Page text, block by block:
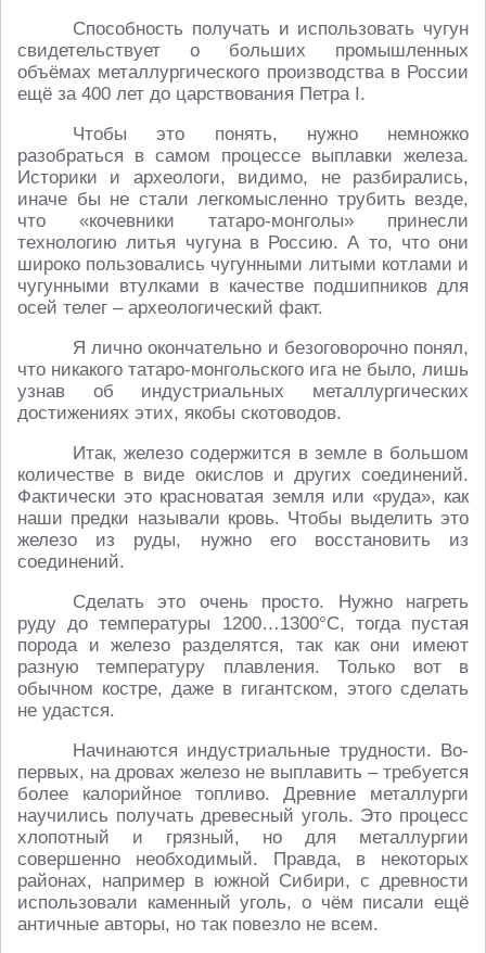
Способность получать и использовать чугун
свидетельствует о больших промышленных
объёмах металлургического производства в России
ещё за 400 лет до царствования Петра I.
Чтобы это понять, нужно немножко
разобраться в самом процессе выплавки железа.
Историки и археологи, видимо, не разбирались,
иначе бы не стали легкомысленно трубить везде,
что «кочевники татаро-монголы» принесли
технологию литья чугуна в Россию. А то, что они
широко пользовались чугунными литыми котлами и
чугунными втулками в качестве подшипников для
осей телег – археологический факт.
Я лично окончательно и безоговорочно понял,
что никакого татаро-монгольского ига не было, лишь
узнав об индустриальных металлургических
достижениях этих, якобы скотоводов.
Итак, железо содержится в земле в большом
количестве в виде окислов и других соединений.
Фактически это красноватая земля или «руда», как
наши предки называли кровь. Чтобы выделить это
железо из руды, нужно его восстановить из
соединений.
Сделать это очень просто. Нужно нагреть
руду до температуры 1200…1300°С, тогда пустая
порода и железо разделятся, так как они имеют
разную температуру плавления. Только вот в
обычном костре, даже в гигантском, этого сделать
не удастся.
Начинаются индустриальные трудности. Во-
первых, на дровах железо не выплавить – требуется
более калорийное топливо. Древние металлурги
научились получать древесный уголь. Это процесс
хлопотный и грязный, но для металлургии
совершенно необходимый. Правда, в некоторых
районах, например в южной Сибири, с древности
использовали каменный уголь, о чём писали ещё
античные авторы, но так повезло не всем.